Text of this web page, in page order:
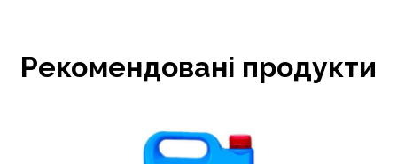
Рекомендовані продукти